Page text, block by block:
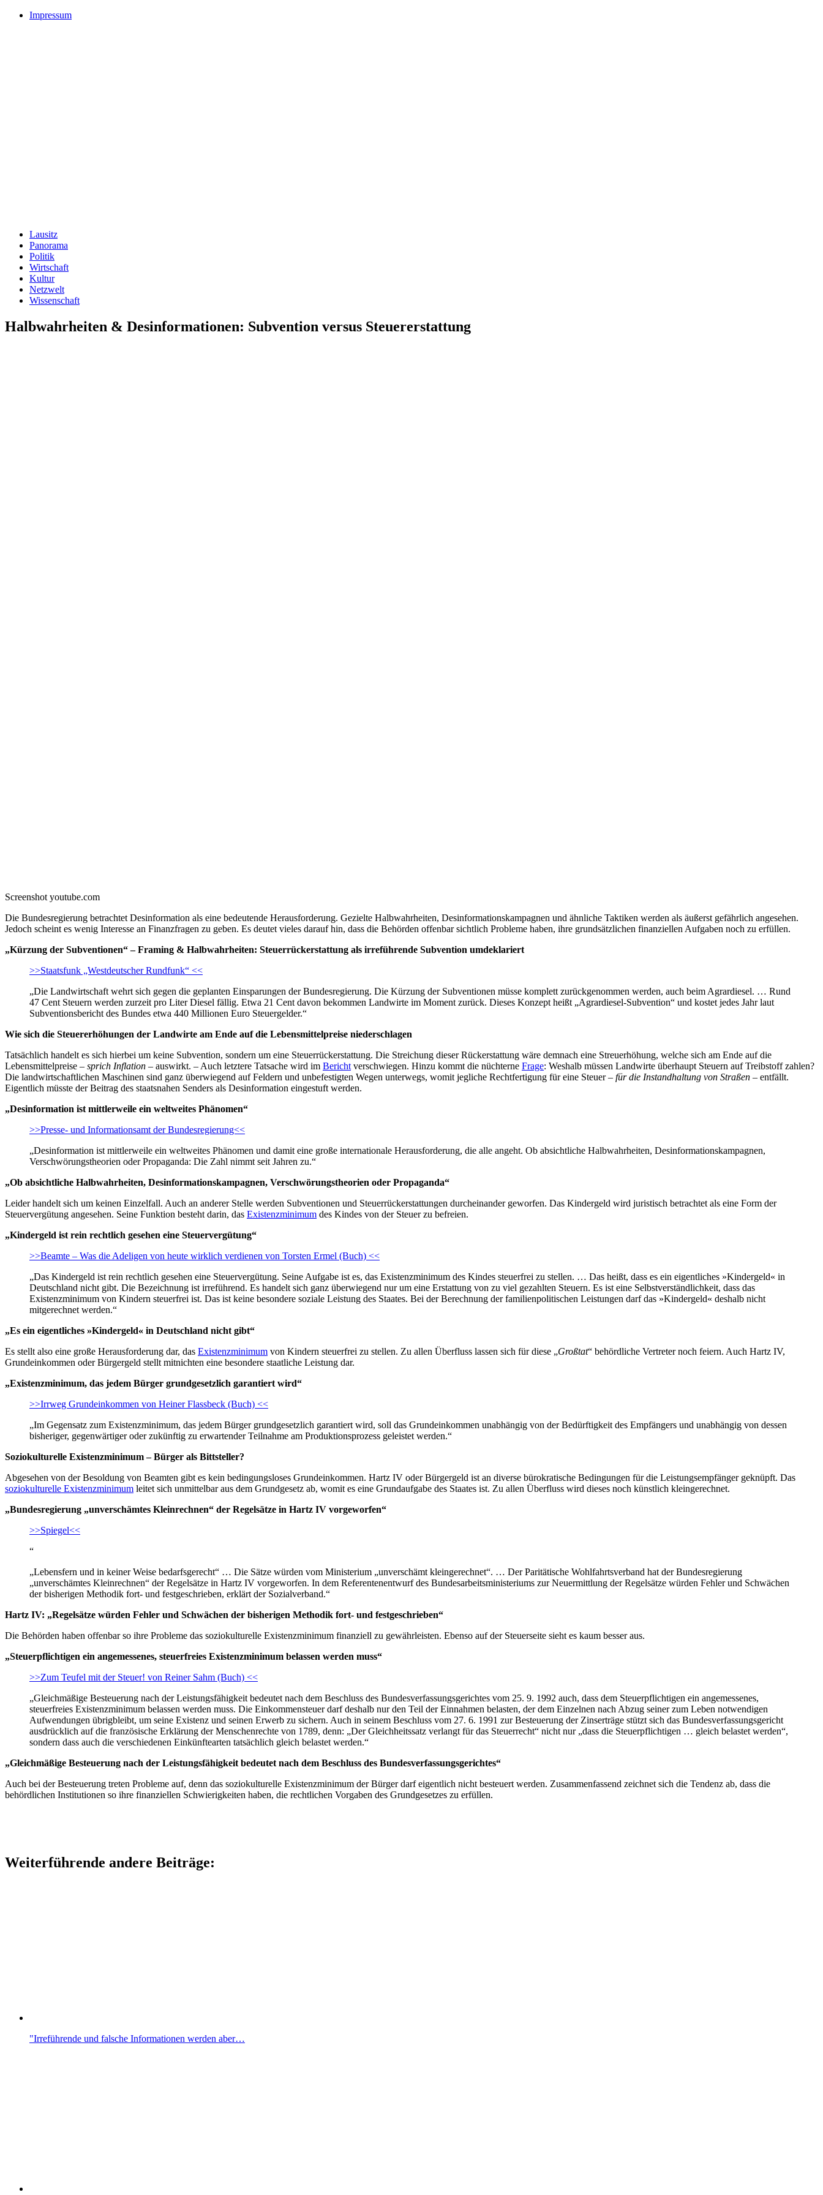
Impressum
Lausitz
Panorama
Politik
Wirtschaft
Kultur
Netzwelt
Wissenschaft
Halbwahrheiten & Desinformationen: Subvention versus Steuererstattung
Screenshot youtube.com
Die Bundesregierung betrachtet Desinformation als eine bedeutende Herausforderung. Gezielte Halbwahrheiten, Desinformationskampagnen und ähnliche Taktiken werden als äußerst gefährlich angesehen.
Jedoch scheint es wenig Interesse an Finanzfragen zu geben. Es deutet vieles darauf hin, dass die Behörden offenbar sichtlich Probleme haben, ihre grundsätzlichen finanziellen Aufgaben noch zu erfüllen.
„Kürzung der Subventionen“ – Framing & Halbwahrheiten: Steuerrückerstattung als irreführende Subvention umdeklariert
>>Staatsfunk „Westdeutscher Rundfunk“ <<
„Die Landwirtschaft wehrt sich gegen die geplanten Einsparungen der Bundesregierung. Die Kürzung der Subventionen müsse komplett zurückgenommen werden, auch beim Agrardiesel. … Rund
47 Cent Steuern werden zurzeit pro Liter Diesel fällig. Etwa 21 Cent davon bekommen Landwirte im Moment zurück. Dieses Konzept heißt „Agrardiesel-Subvention“ und kostet jedes Jahr laut
Subventionsbericht des Bundes etwa 440 Millionen Euro Steuergelder.“
Wie sich die Steuererhöhungen der Landwirte am Ende auf die Lebensmittelpreise niederschlagen
Tatsächlich handelt es sich hierbei um keine Subvention, sondern um eine Steuerrückerstattung. Die Streichung dieser Rückerstattung wäre demnach eine Streuerhöhung, welche sich am Ende auf die
Lebensmittelpreise – sprich Inflation – auswirkt. – Auch letztere Tatsache wird im Bericht verschwiegen. Hinzu kommt die nüchterne Frage: Weshalb müssen Landwirte überhaupt Steuern auf Treibstoff zahlen?
Die landwirtschaftlichen Maschinen sind ganz überwiegend auf Feldern und unbefestigten Wegen unterwegs, womit jegliche Rechtfertigung für eine Steuer – für die Instandhaltung von Straßen – entfällt.
Eigentlich müsste der Beitrag des staatsnahen Senders als Desinformation eingestuft werden.
„Desinformation ist mittlerweile ein weltweites Phänomen“
>>Presse- und Informationsamt der Bundesregierung<<
„Desinformation ist mittlerweile ein weltweites Phänomen und damit eine große internationale Herausforderung, die alle angeht. Ob absichtliche Halbwahrheiten, Desinformationskampagnen,
Verschwörungstheorien oder Propaganda: Die Zahl nimmt seit Jahren zu.“
„Ob absichtliche Halbwahrheiten, Desinformationskampagnen, Verschwörungstheorien oder Propaganda“
Leider handelt sich um keinen Einzelfall. Auch an anderer Stelle werden Subventionen und Steuerrückerstattungen durcheinander geworfen. Das Kindergeld wird juristisch betrachtet als eine Form der
Steuervergütung angesehen. Seine Funktion besteht darin, das Existenzminimum des Kindes von der Steuer zu befreien.
„Kindergeld ist rein rechtlich gesehen eine Steuervergütung“
>>Beamte – Was die Adeligen von heute wirklich verdienen von Torsten Ermel (Buch) <<
„Das Kindergeld ist rein rechtlich gesehen eine Steuervergütung. Seine Aufgabe ist es, das Existenzminimum des Kindes steuerfrei zu stellen. … Das heißt, dass es ein eigentliches »Kindergeld« in
Deutschland nicht gibt. Die Bezeichnung ist irreführend. Es handelt sich ganz überwiegend nur um eine Erstattung von zu viel gezahlten Steuern. Es ist eine Selbstverständlichkeit, dass das
Existenzminimum von Kindern steuerfrei ist. Das ist keine besondere soziale Leistung des Staates. Bei der Berechnung der familienpolitischen Leistungen darf das »Kindergeld« deshalb nicht
mitgerechnet werden.“
„Es ein eigentliches »Kindergeld« in Deutschland nicht gibt“
Es stellt also eine große Herausforderung dar, das Existenzminimum von Kindern steuerfrei zu stellen. Zu allen Überfluss lassen sich für diese „Großtat“ behördliche Vertreter noch feiern. Auch Hartz IV,
Grundeinkommen oder Bürgergeld stellt mitnichten eine besondere staatliche Leistung dar.
„Existenzminimum, das jedem Bürger grundgesetzlich garantiert wird“
>>Irrweg Grundeinkommen von Heiner Flassbeck (Buch) <<
„Im Gegensatz zum Existenzminimum, das jedem Bürger grundgesetzlich garantiert wird, soll das Grundeinkommen unabhängig von der Bedürftigkeit des Empfängers und unabhängig von dessen
bisheriger, gegenwärtiger oder zukünftig zu erwartender Teilnahme am Produktionsprozess geleistet werden.“
Soziokulturelle Existenzminimum – Bürger als Bittsteller?
Abgesehen von der Besoldung von Beamten gibt es kein bedingungsloses Grundeinkommen. Hartz IV oder Bürgergeld ist an diverse bürokratische Bedingungen für die Leistungsempfänger geknüpft. Das
soziokulturelle Existenzminimum leitet sich unmittelbar aus dem Grundgesetz ab, womit es eine Grundaufgabe des Staates ist. Zu allen Überfluss wird dieses noch künstlich kleingerechnet.
„Bundesregierung „unverschämtes Kleinrechnen“ der Regelsätze in Hartz IV vorgeworfen“
>>Spiegel<<
“
„Lebensfern und in keiner Weise bedarfsgerecht“ … Die Sätze würden vom Ministerium „unverschämt kleingerechnet“. … Der Paritätische Wohlfahrtsverband hat der Bundesregierung
„unverschämtes Kleinrechnen“ der Regelsätze in Hartz IV vorgeworfen. In dem Referentenentwurf des Bundesarbeitsministeriums zur Neuermittlung der Regelsätze würden Fehler und Schwächen
der bisherigen Methodik fort- und festgeschrieben, erklärt der Sozialverband.“
Hartz IV: „Regelsätze würden Fehler und Schwächen der bisherigen Methodik fort- und festgeschrieben“
Die Behörden haben offenbar so ihre Probleme das soziokulturelle Existenzminimum finanziell zu gewährleisten. Ebenso auf der Steuerseite sieht es kaum besser aus.
„Steuerpflichtigen ein angemessenes, steuerfreies Existenzminimum belassen werden muss“
>>Zum Teufel mit der Steuer! von Reiner Sahm (Buch) <<
„Gleichmäßige Besteuerung nach der Leistungsfähigkeit bedeutet nach dem Beschluss des Bundesverfassungsgerichtes vom 25. 9. 1992 auch, dass dem Steuerpflichtigen ein angemessenes,
steuerfreies Existenzminimum belassen werden muss. Die Einkommensteuer darf deshalb nur den Teil der Einnahmen belasten, der dem Einzelnen nach Abzug seiner zum Leben notwendigen
Aufwendungen übrigbleibt, um seine Existenz und seinen Erwerb zu sichern. Auch in seinem Beschluss vom 27. 6. 1991 zur Besteuerung der Zinserträge stützt sich das Bundesverfassungsgericht
ausdrücklich auf die französische Erklärung der Menschenrechte von 1789, denn: „Der Gleichheitssatz verlangt für das Steuerrecht“ nicht nur „dass die Steuerpflichtigen … gleich belastet werden“,
sondern dass auch die verschiedenen Einkünftearten tatsächlich gleich belastet werden.“
„Gleichmäßige Besteuerung nach der Leistungsfähigkeit bedeutet nach dem Beschluss des Bundesverfassungsgerichtes“
Auch bei der Besteuerung treten Probleme auf, denn das soziokulturelle Existenzminimum der Bürger darf eigentlich nicht besteuert werden. Zusammenfassend zeichnet sich die Tendenz ab, dass die
behördlichen Institutionen so ihre finanziellen Schwierigkeiten haben, die rechtlichen Vorgaben des Grundgesetzes zu erfüllen.
Weiterführende andere Beiträge:
"Irreführende und falsche Informationen werden aber…